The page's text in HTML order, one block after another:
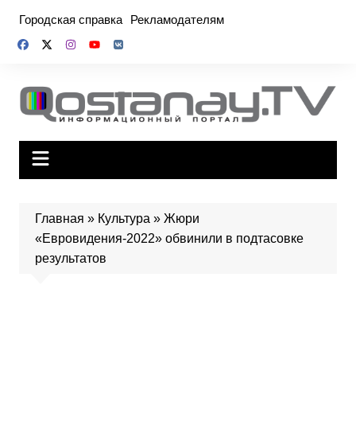
содержимому
Городская справка Рекламодателям
Главная » Культура » Жюри
«Евровидения-2022» обвинили в подтасовке
результатов